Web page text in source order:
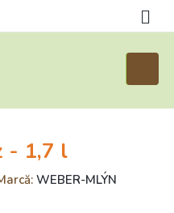
de
- 1,7 l
WEBER-MLÝN